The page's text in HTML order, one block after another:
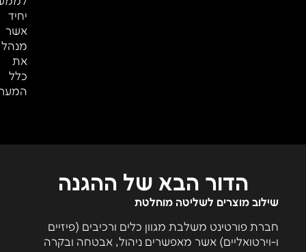
יחיד
אשר
מנהל
את
כלל
הדור הבא של ההגנה
שילוב מוצרים לשליטה מוחלטת
חברת פורטינט משלבת מגוון כלים ורכיבים (פיזיים
ו-וירטואליים) אשר מאפשרים ניהול, אבטחה ובקרה